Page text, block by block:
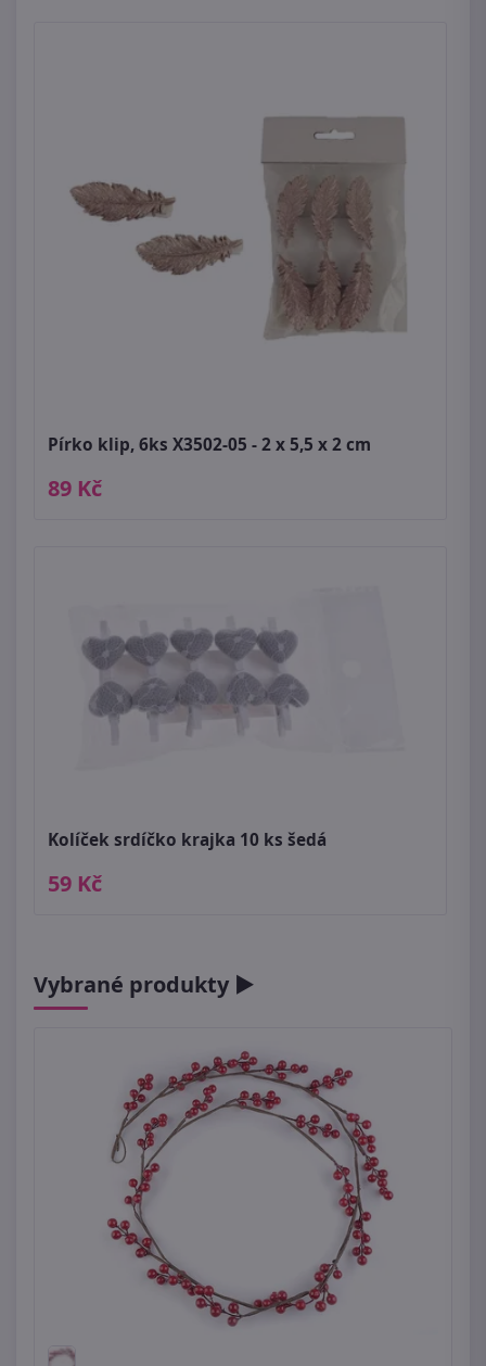
Pírko klip, 6ks X3502-05 - 2 x 5,5 x 2 cm
89 Kč
Kolíček srdíčko krajka 10 ks šedá
59 Kč
Vybrané produkty ►